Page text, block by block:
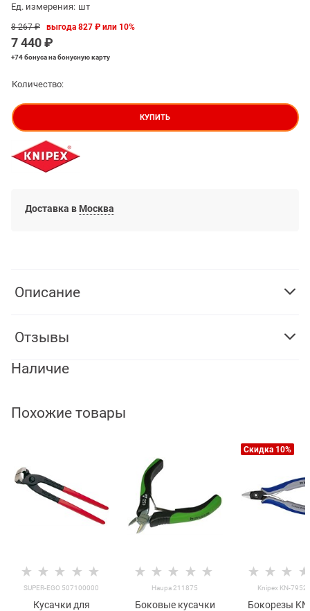
Ед. измерения: шт
8 267 ₽
7 440 ₽
выгода827 ₽ или 10%
+74 бонусана бонусную карту
Количество:
КУПИТЬ
Доставка в Москва
Описание
Отзывы
Наличие
Похожие товары
SUPER-EGO 507100000
Кусачки для
Haupa 211875
Боковые кусачки
Скидка 10%
Knipex KN-
Бокорезы